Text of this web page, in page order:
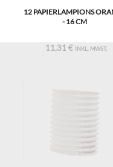
12 PAPIERLAMPIONS
- 16 CM
11,31 € INKL. MWST.